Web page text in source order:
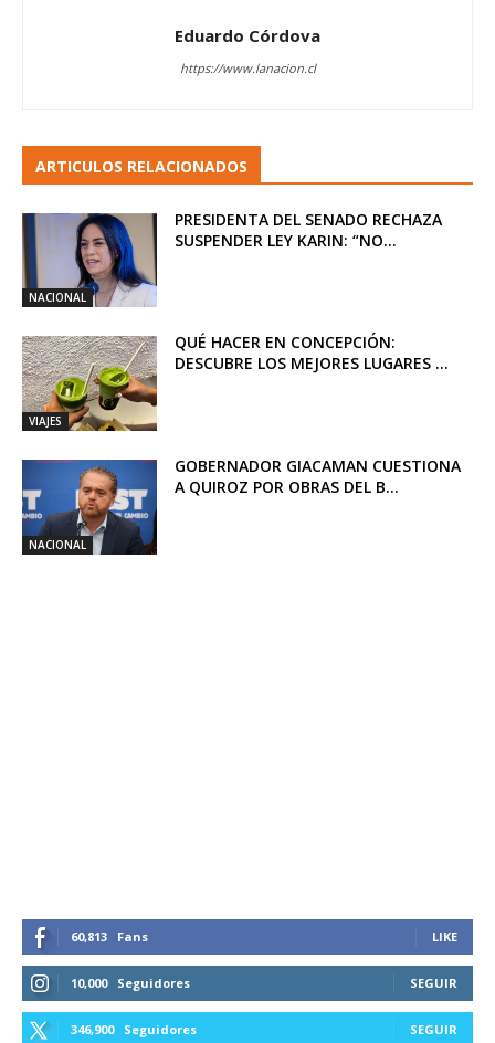
Eduardo Córdova
https://www.lanacion.cl
ARTICULOS RELACIONADOS
NACIONAL
PRESIDENTA DEL SENADO RECHAZA
SUSPENDER LEY KARIN: “NO...
VIAJES
QUÉ HACER EN CONCEPCIÓN:
DESCUBRE LOS MEJORES LUGARES ...
NACIONAL
GOBERNADOR GIACAMAN CUESTIONA
A QUIROZ POR OBRAS DEL B...
60,813 Fans LIKE
10,000 Seguidores SEGUIR
346,900 Seguidores SEGUIR